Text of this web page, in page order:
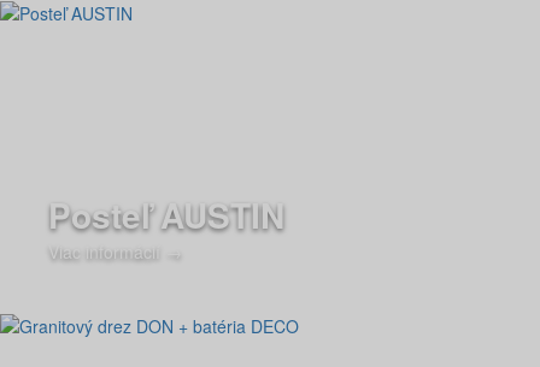
Posteľ AUSTIN
Viac informácií →